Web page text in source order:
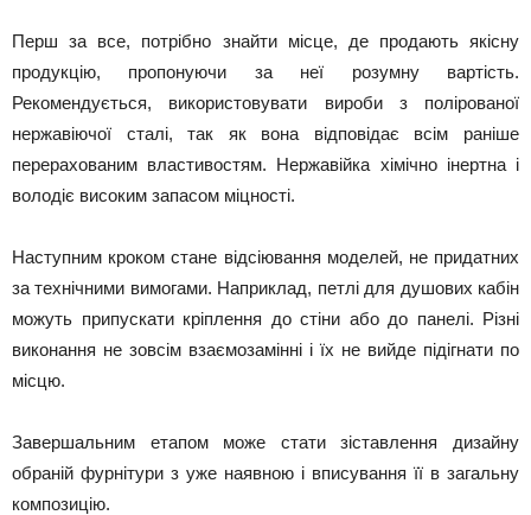
Перш за все, потрібно знайти місце, де продають якісну
продукцію, пропонуючи за неї розумну вартість.
Рекомендується, використовувати вироби з полірованої
нержавіючої сталі, так як вона відповідає всім раніше
перерахованим властивостям. Нержавійка хімічно інертна і
володіє високим запасом міцності.
Наступним кроком стане відсіювання моделей, не придатних
за технічними вимогами. Наприклад, петлі для душових кабін
можуть припускати кріплення до стіни або до панелі. Різні
виконання не зовсім взаємозамінні і їх не вийде підігнати по
місцю.
Завершальним етапом може стати зіставлення дизайну
обраній фурнітури з уже наявною і вписування її в загальну
композицію.